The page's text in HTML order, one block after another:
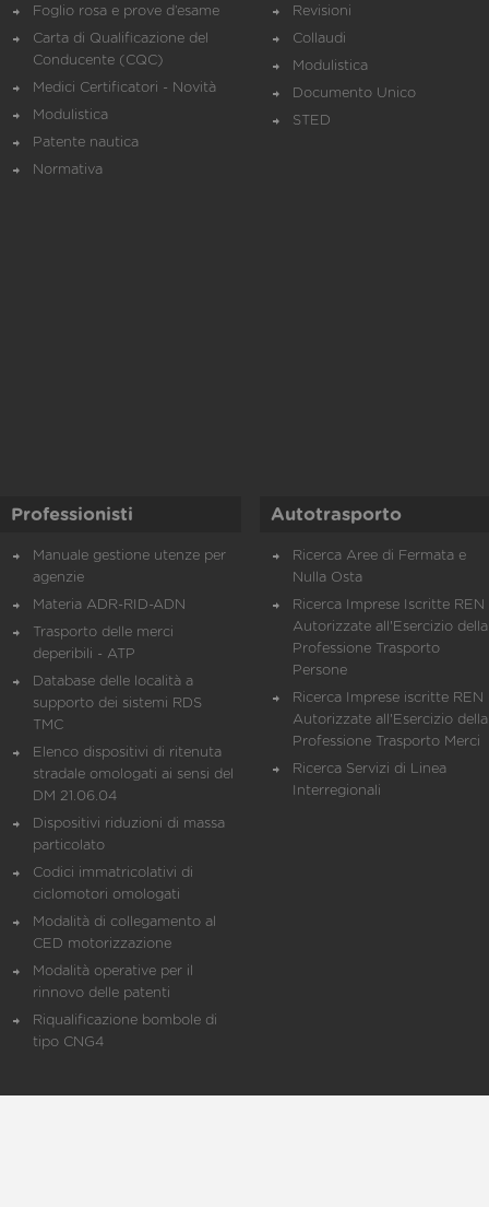
Foglio rosa e prove d’esame
Carta di Qualificazione del
Conducente (CQC)
Medici Certificatori - Novità
Modulistica
Patente nautica
Normativa
Revisioni
Collaudi
Modulistica
Documento Unico
STED
Professionisti
Manuale gestione utenze per
agenzie
Materia ADR-RID-ADN
Trasporto delle merci
deperibili - ATP
Database delle località a
supporto dei sistemi RDS
TMC
Elenco dispositivi di ritenuta
stradale omologati ai sensi del
DM 21.06.04
Dispositivi riduzioni di massa
particolato
Codici immatricolativi di
ciclomotori omologati
Modalità di collegamento al
CED motorizzazione
Modalità operative per il
rinnovo delle patenti
Riqualificazione bombole di
tipo CNG4
Autotrasporto
Ricerca Aree di Fermata e
Nulla Osta
Ricerca Imprese Iscritte REN
Autorizzate all'Esercizio della
Professione Trasporto
Persone
Ricerca Imprese iscritte REN
Autorizzate all'Esercizio della
Professione Trasporto Merci
Ricerca Servizi di Linea
Interregionali